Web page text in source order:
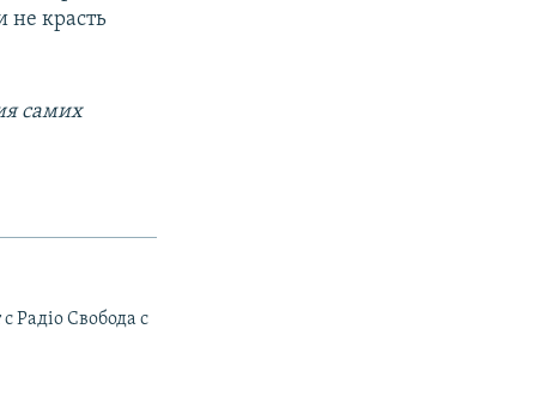
не красть
самих
Радiо Свобода с